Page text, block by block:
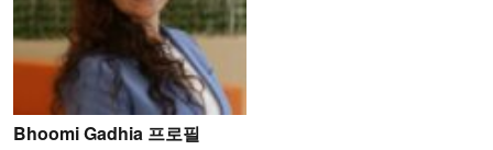
Bhoomi Gadhia 프로필